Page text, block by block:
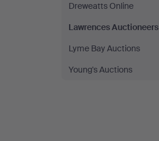
Dreweatts Online
Lawrences Auctioneers
Lyme Bay Auctions
Young's Auctions